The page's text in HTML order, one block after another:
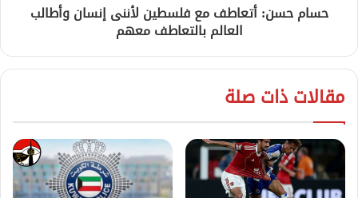
حسام حسن: أتعاطف مع فلسطين لأننى إنسان وأطالب
العالم بالتعاطف معهم
مقالات ذات صلة